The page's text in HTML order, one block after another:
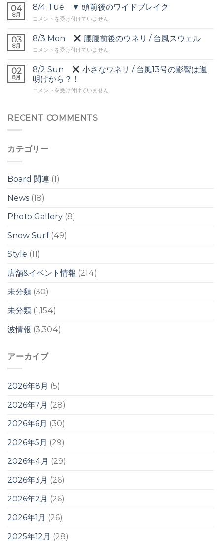
の
ネ
は
▼
ー
ー
ッ
の
ワ
イ
レ
イ
04
8月
8/4 Tue ▼ 頭前後のワイドブレイク
8/4
▼
前
の
ワ
ド
イ
コメントを受け付けていません
03
8月
8/3 Mon 腰腹前後のウネリ / 台風スウェル
8/3
腰
腹
前
ウ
台
ウ
ェ
は
コメントを受け付けていません
02
8月
8/2 Sun
小さなウネリ / 台風13号の影響は週
明けから？！
8/2
小
ネ
台
風
号
影
は
明
け
ら？！
コメントを受け付けていません
RECENT COMMENTS
カテゴリー
Board 関連 (1)
News (18)
Photo Gallery (8)
Snow Surf(49)
Style (11)
店舗&イベント情報 (214)
未分類 (30)
未分類 (1,154)
波情報 (3,304)
アーカイブ
2026年8月 (5)
2026年7月 (28)
2026年6月 (30)
2026年5月 (29)
2026年4月 (29)
2026年3月 (26)
2026年2月 (26)
2026年1月 (26)
2025年12月 (28)